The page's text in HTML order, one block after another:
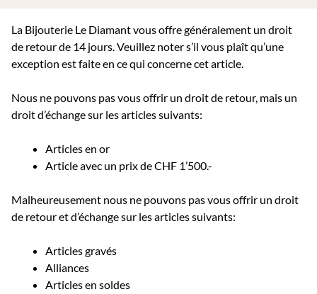
La Bijouterie Le Diamant vous offre généralement un droit
de retour de 14 jours. Veuillez noter s’il vous plaît qu’une
exception est faite en ce qui concerne cet article.
Nous ne pouvons pas vous offrir un droit de retour, mais un
droit d’échange sur les articles suivants:
Articles en or
Article avec un prix de CHF 1’500.-
Malheureusement nous ne pouvons pas vous offrir un droit
de retour et d’échange sur les articles suivants:
Articles gravés
Alliances
Articles en soldes